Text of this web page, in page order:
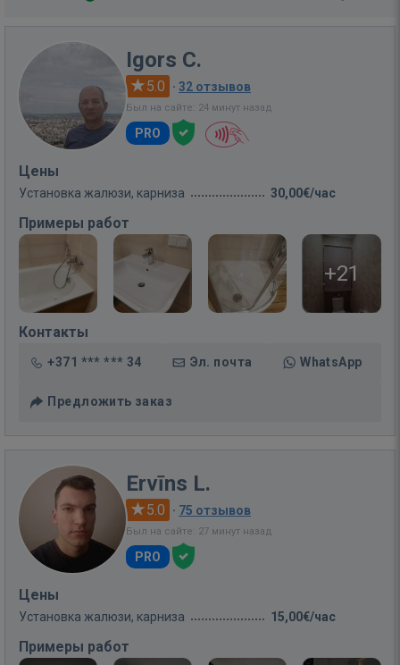
Igors C.
5.0 · 32 отзывов
Был на сайте: 24 минут назад
PRO
Цены
Установка жалюзи, карниза 30,00€/час
Примеры работ
+21
Контакты
+371 *** *** 34 Эл. почта WhatsApp
Предложить заказ
Ervīns L.
5.0 · 75 отзывов
Был на сайте: 27 минут назад
PRO
Цены
Установка жалюзи, карниза 15,00€/час
Примеры работ